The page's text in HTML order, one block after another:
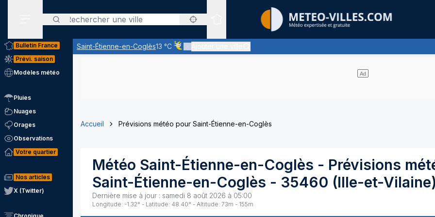
Rechercher
Sites expertis&eacute;s
Saint-Étienne-en-Coglès13 °C
Ciel voilé par des nuages d'altitude, ternissant plus ou moins l'éclat du soleil
Bulletin France
Prévi. saison
Modèles météo
Pluies
Nuages
Orages
Observations
Votre quartier
Nos articles
X (Twitter)
Accueil Prévisions météo pour Saint-Étienne-en-Coglès
Météo Saint-Étienne-en-Coglès - Prévisions
Saint-Étienne-en-Coglès - 35460 (Ille-et-Vilaine)
Dernière mise à jour : samedi 8 août 2026 à 05:00
Longitude: -1.32° - Latitude: 48.40° - Altitude: 73m - 155m